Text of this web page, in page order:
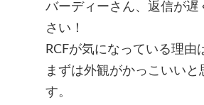
バーディーさん、返信が遅
さい！
RCFが気になっている理由
まずは外観がかっこいいと
す。